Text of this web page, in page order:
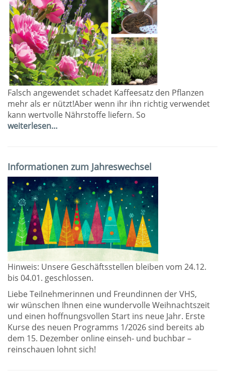
Falsch angewendet schadet Kaffeesatz den Pflanzen
mehr als er nützt!Aber wenn ihr ihn richtig verwendet
kann wertvolle Nährstoffe liefern. So
weiterlesen…
Informationen zum Jahreswechsel
Hinweis: Unsere Geschäftsstellen bleiben vom 24.12.
bis 04.01. geschlossen.
Liebe Teilnehmerinnen und Freundinnen der VHS,
wir wünschen Ihnen eine wundervolle Weihnachtszeit
und einen hoffnungsvollen Start ins neue Jahr. Erste
Kurse des neuen Programms 1/2026 sind bereits ab
dem 15. Dezember online einseh- und buchbar –
reinschauen lohnt sich!